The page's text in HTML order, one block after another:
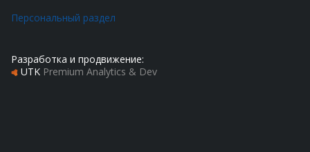
Персональный раздел
Разработка и продвижение:
UTK Premium Analytics & Dev